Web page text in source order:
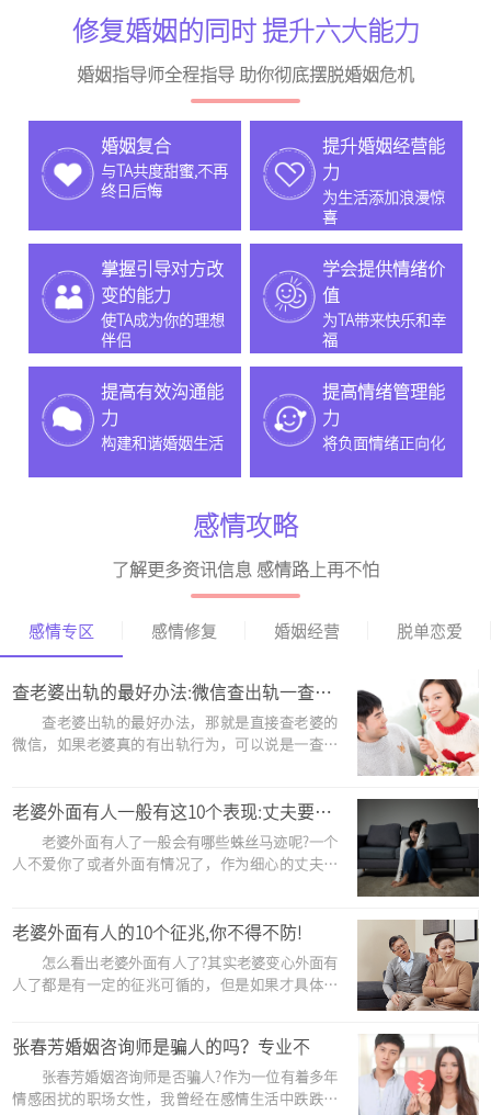
修复婚姻的同时 提升六大能力
婚姻指导师全程指导 助你彻底摆脱婚姻危机
婚姻复合
与TA共度甜蜜,不再
终日后悔
提升婚姻经营能
力
为生活添加浪漫惊
喜
掌握引导对方改
变的能力
使TA成为你的理想
伴侣
学会提供情绪价
值
为TA带来快乐和幸
福
提高有效沟通能
力
构建和谐婚姻生活
提高情绪管理能
力
将负面情绪正向化
感情攻略
了解更多资讯信息 感情路上再不怕
感情专区 感情修复 婚姻经营 脱单恋爱
查老婆出轨的最好办法:微信查出轨一查一个准
查老婆出轨的最好办法，那就是直接查老婆的
微信，如果老婆真的有出轨行为，可以说是一查一
没有情况，可以看看老婆的微....
老婆外面有人一般有这10个表现:丈夫要警惕
老婆外面有人了一般会有哪些蛛丝马迹呢?一个
人不爱你了或者外面有情况了，作为细心的丈夫多
面有人一般有这10....
老婆外面有人的10个征兆,你不得不防!
怎么看出老婆外面有人了?其实老婆变心外面有
人了都是有一定的征兆可循的，但是如果才具体发
然变得特别注重....
张春芳婚姻咨询师是骗人的吗？专业不
张春芳婚姻咨询师是否骗人?作为一位有着多年
情感困扰的职场女性，我曾经在感情生活中跌跌撞